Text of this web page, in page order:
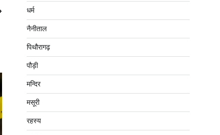
धर्म
नैनीताल
पिथौरागढ़
पौड़ी
मन्दिर
मसूरी
रहस्य